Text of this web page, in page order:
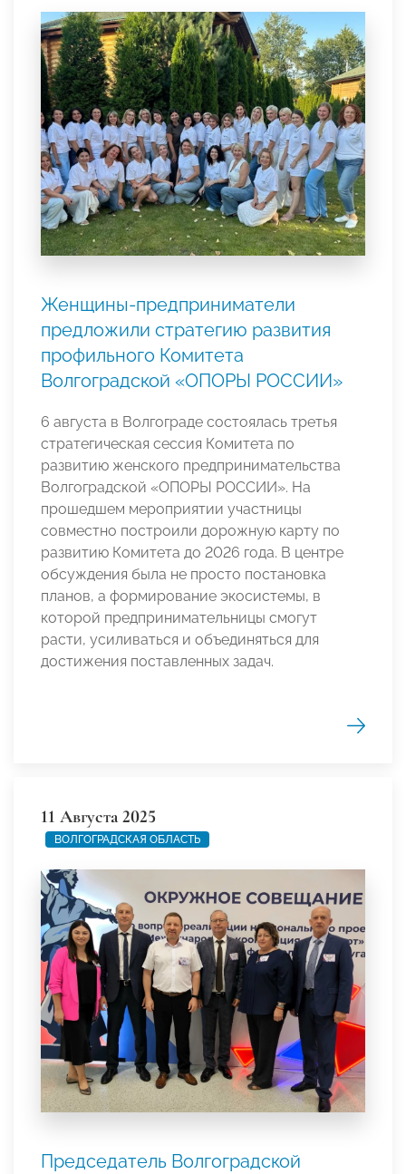
Женщины-предприниматели
предложили стратегию развития
профильного Комитета
Волгоградской «ОПОРЫ РОССИИ»
6 августа в Волгограде состоялась третья
стратегическая сессия Комитета по
развитию женского предпринимательства
Волгоградской «ОПОРЫ РОССИИ». На
прошедшем мероприятии участницы
совместно построили дорожную карту по
развитию Комитета до 2026 года. В центре
обсуждения была не просто постановка
планов, а формирование экосистемы, в
которой предпринимательницы смогут
расти, усиливаться и объединяться для
достижения поставленных задач.
11 Августа 2025
ВОЛГОГРАДСКАЯ ОБЛАСТЬ
Председатель Волгоградской